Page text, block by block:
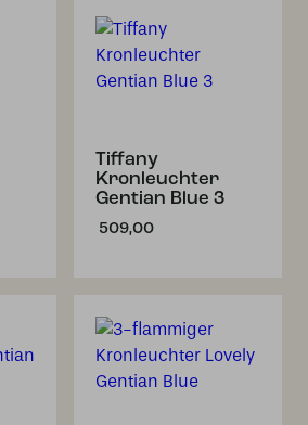
Tiffany
Kronleuchter
Gentian Blue 3
509,00